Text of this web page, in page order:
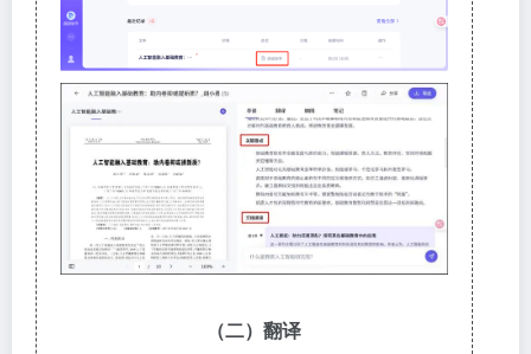
（二）翻译